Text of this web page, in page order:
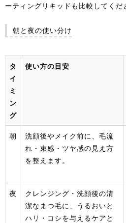
ーティングリキッドも比較してくだ
朝と夜の使い分け
タ
イ
ミ
ン
グ
使い方の目安
朝
洗顔後やメイク前に、毛流
れ・束感・ツヤ感の見え方
を整えます。
夜
クレンジング・洗顔後の清
潔なまつ毛に、うるおいと
ハリ・コシを与えるケアと